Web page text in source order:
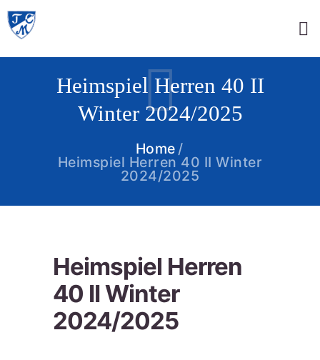
Heimspiel Herren 40 II
Winter 2024/2025
Home
Heimspiel Herren 40 II Winter
2024/2025
Heimspiel Herren
40 II Winter
2024/2025